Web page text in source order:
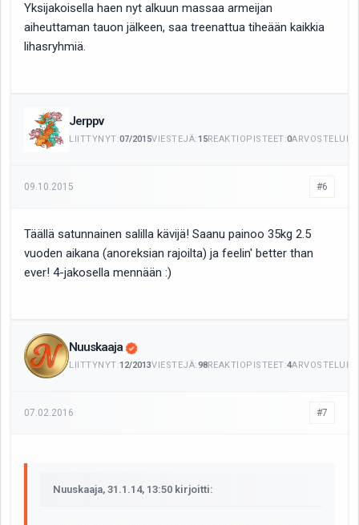
Yksijakoisella haen nyt alkuun massaa armeijan
aiheuttaman tauon jälkeen, saa treenattua tiheään kaikkia
lihasryhmiä.
Jerppv
LIITTYNYT:07/2015VIESTEJÄ:15REAKTIOPISTEET:0
09.10.2015 #6
Täällä satunnainen salilla kävijä! Saanu painoo 35kg 2.5
vuoden aikana (anoreksian rajoilta) ja feelin' better than
ever! 4-jakosella mennään :)
Nuuskaaja
LIITTYNYT:12/2013VIESTEJÄ:98REAKTIOPISTEET:4
07.02.2016 #7
Nuuskaaja, 31.1.14, 13:50 kirjoitti: